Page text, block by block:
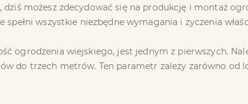
możesz zdecydować się na produkcję i montaż
wszystkie niezbędne wymagania i życzenia
ogrodzenia wiejskiego, jest jednym z pierwszych.
do trzech metrów. Ten parametr zależy zarówno od